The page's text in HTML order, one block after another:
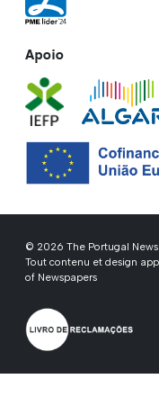
Apoio
© 2026 The Portugal
Tout contenu et design
of Newspapers